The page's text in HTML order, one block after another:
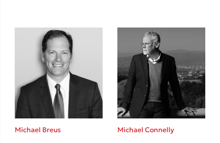
Κώστας Κρομμύδας
Το λιμάνι μου είσαι εσύ
Michael Breus Michael Connelly